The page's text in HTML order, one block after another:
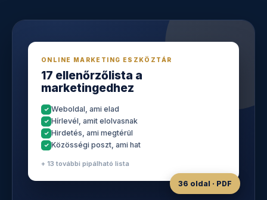
ONLINE MARKETING ESZKÖZTÁR
17 ellenőrzőlista a
marketingedhez
Weboldal, ami elad
Hírlevél, amit elolvasnak
Hirdetés, ami megtérül
Közösségi poszt, ami hat
+ 13 további pipálható lista
36 oldal · PDF